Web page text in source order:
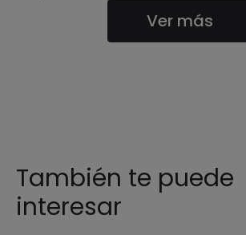
Ver más
También te puede
interesar